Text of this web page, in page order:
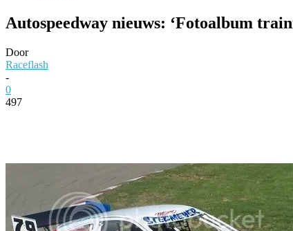
Autospeedway nieuws: ‘Fotoalbum
Door
Raceflash
-
0
497